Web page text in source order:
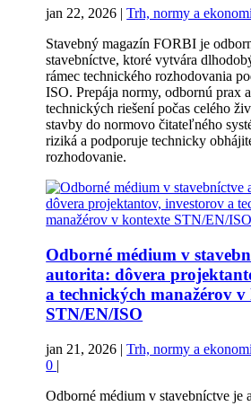
jan 22, 2026 |Trh, normy a
Stavebný magazín FORBI je
stavebníctve, ktoré vytvára
rámec technického rozhodovania
ISO. Prepája normy, odbornú prax
technických riešení počas celého
stavby do normovo čitateľného
riziká a podporuje technicky
rozhodovanie.
Odborné médium v
autorita: dôvera
a technických manažérov v
STN/EN/ISO
jan 21, 2026 |Trh, normy a
0 |
Odborné médium v stavebníctve je